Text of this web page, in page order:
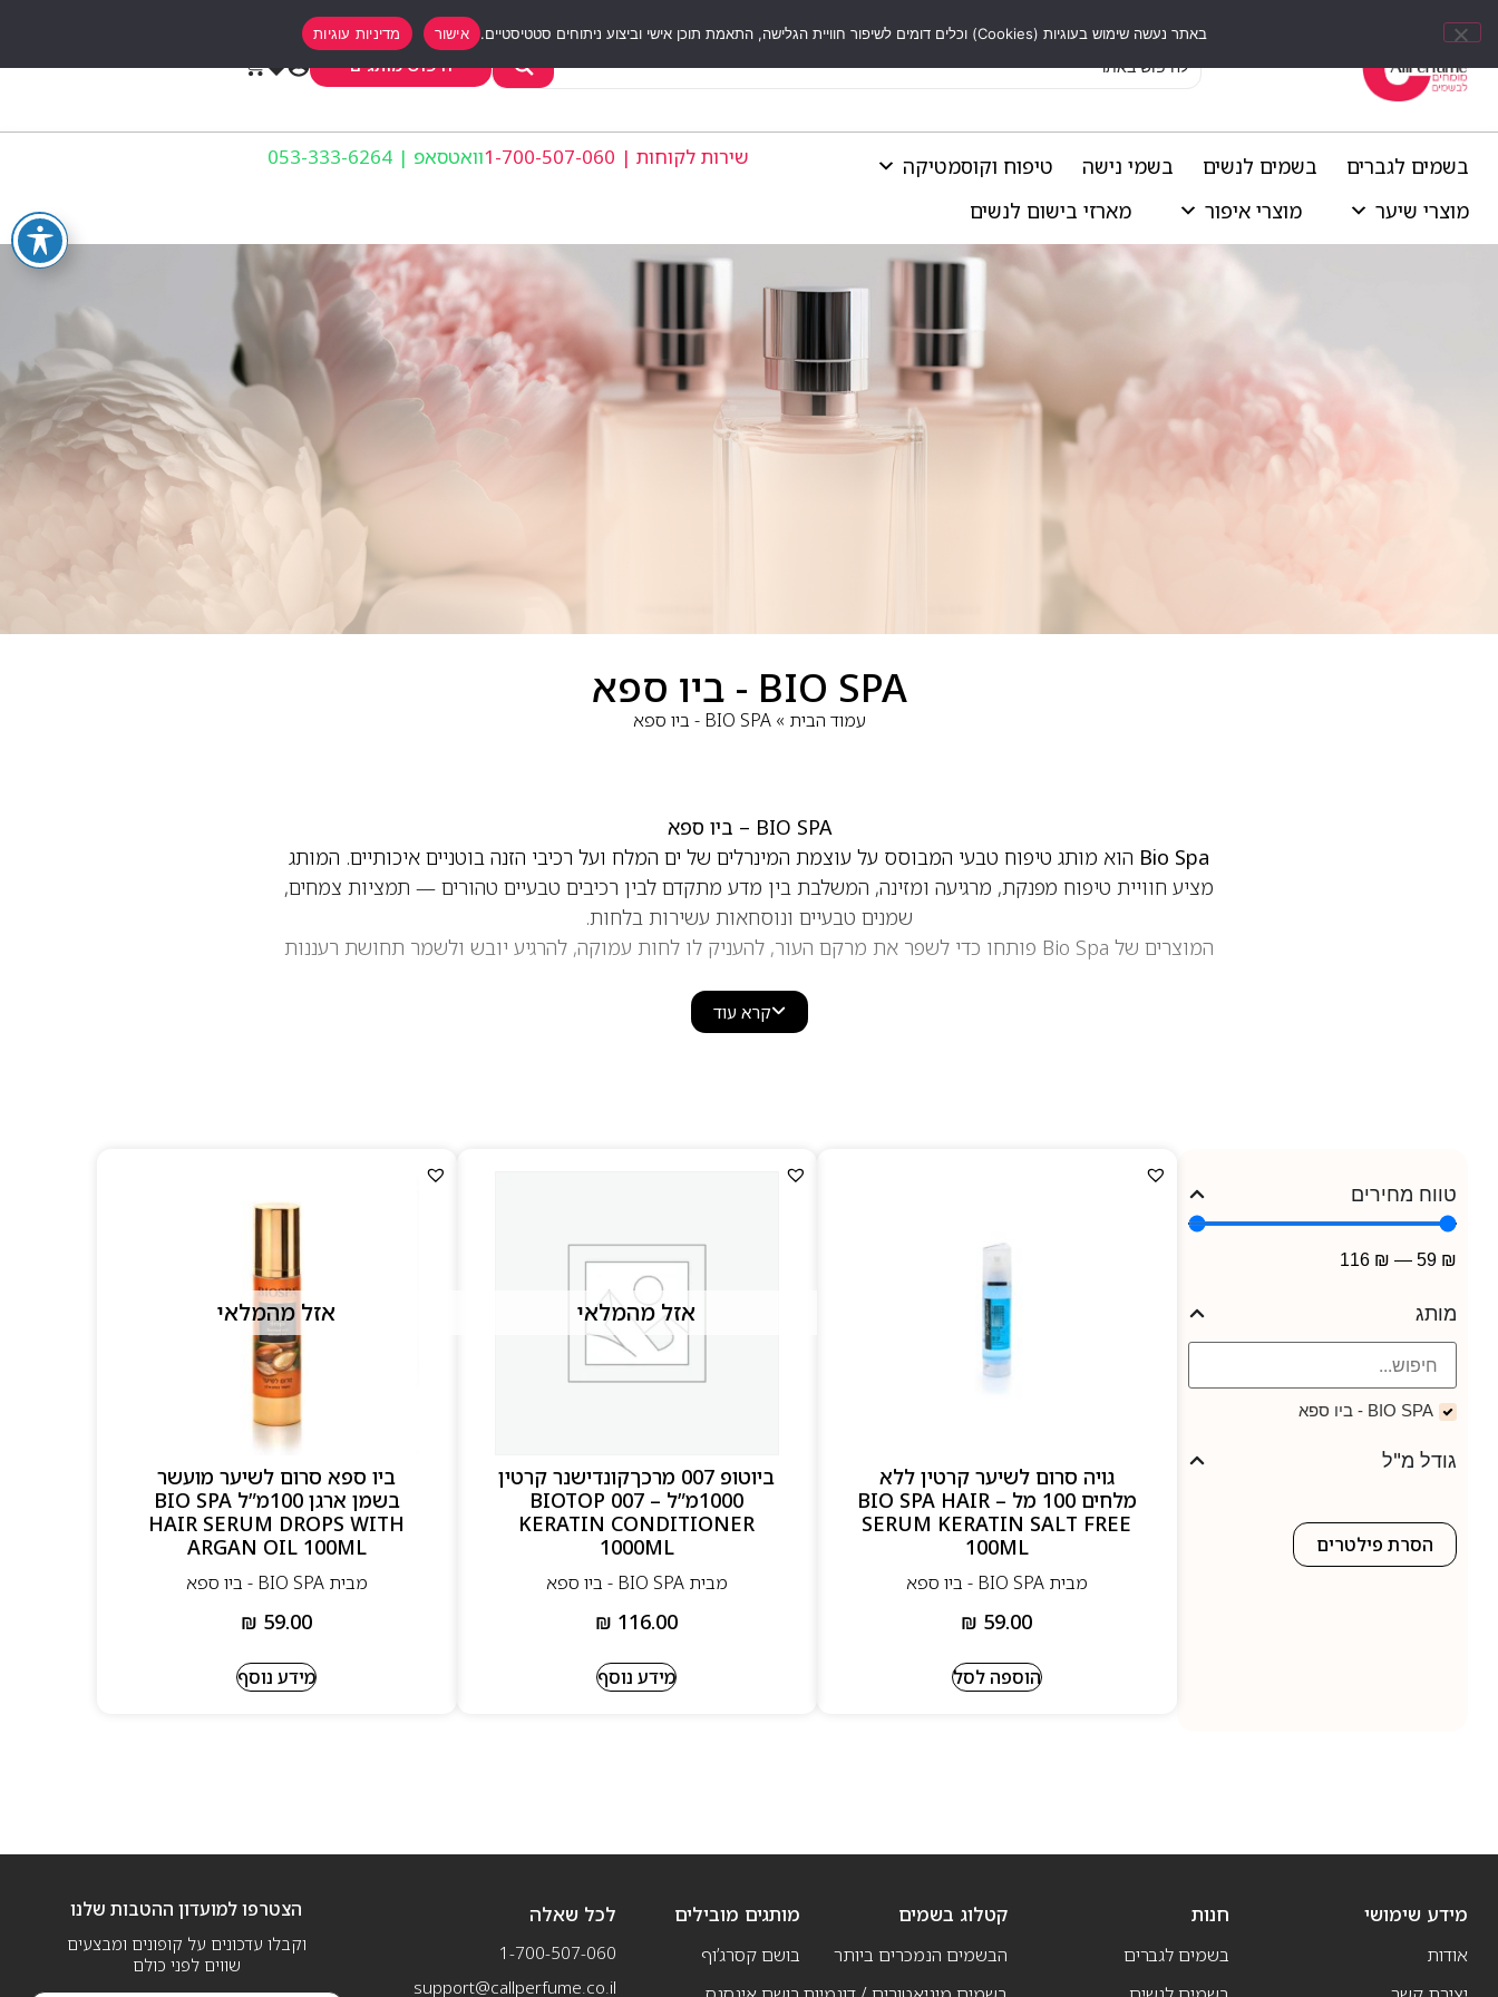
חיפוש מותגים
בשמים לגברים בשמים לנשים בשמי נישה
טיפוח וקוסמטיקה
מוצרי שיער
מוצרי איפור מארזי בישום לנשים
שירות לקוחות | 1-700-507-060 וואטסאפ | 053-333-6264
BIO SPA - ביו ספא
עמוד הבית »BIO SPA - ביו ספא
BIO SPA – ביו ספא
Bio Spa הוא מותג טיפוח טבעי המבוסס על עוצמת המינרלים של ים המלח ועל רכיבי הזנה בוטניים איכותיים. המותג
מציע חוויית טיפוח מפנקת, מרגיעה ומזינה, המשלבת בין מדע מתקדם לבין רכיבים טבעיים טהורים — תמציות צמחים,
שמנים טבעיים ונוסחאות עשירות בלחות.
המוצרים של Bio Spa פותחו כדי לשפר את מרקם העור, להעניק לו לחות עמוקה, להרגיע יובש ולשמר תחושת רעננות
המתאימות לשימוש יומיומי ולכל סוגי העור, כולל עור רגיש.
ליין המוצרים כולל קרמי לחות לעור הפנים, מסכות בוץ, תכשירי גוף עשירים, פילינגים, שמני טיפוח, קרמי ידיים ורגליים
מתאים לשימוש יומיומי ולכל סוגי העור
חוויית טיפוח מפנקת עם ניחוחות עדינים
קרא עוד
טווח מחירים
₪
59
—
₪
116
מותג
BIO SPA - ביו ספא
גודל מ"ל
הסרת פילטרים
גויה סרום לשיער קרטין ללא
מלחים 100 מל – BIO SPA HAIR
SERUM KERATIN SALT FREE
100ML
מבית BIO SPA - ביו ספא
₪ 59.00
הוספה לסל
אזל מהמלאי
ביוטופ 007 מרכךקונדישנר קרטין
1000מ”ל – BIOTOP 007
KERATIN CONDITIONER
1000ML
מבית BIO SPA - ביו ספא
₪ 116.00
מידע נוסף
אזל מהמלאי
ביו ספא סרום לשיער מועשר
בשמן ארגן 100מ”ל BIO SPA
HAIR SERUM DROPS WITH
ARGAN OIL 100ML
מבית BIO SPA - ביו ספא
₪ 59.00
מידע נוסף
מידע שימושי
אודות
חנות
בשמים לגברים
קטלוג בשמים
הבשמים הנמכרים ביותר
מותגים מובילים
בושם קסרג’וף
לכל שאלה
1-700-507-060
support@callperfume.co.il
הצטרפו למועדון ההטבות שלנו
וקבלו עדכונים על קופונים ומבצעים
שווים לפני כולם
באתר נעשה שימוש בעוגיות (Cookies) וכלים דומים לשיפור חוויית הגלישה, התאמת תוכן אישי וביצוע ניתוחים סטטיסטיים. אישור מדיניות עוגיות